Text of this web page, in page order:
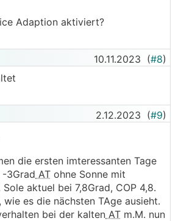
Adaption aktiviert?
10.11.2023 (#8)
2.12.2023 (#9)
die ersten imteressanten Tage
-3Grad AT ohne Sonne mit
aktuel bei 7,8Grad, COP 4,8.
wie es die nächsten TAge ausieht.
bei der kalten AT m.M. nun